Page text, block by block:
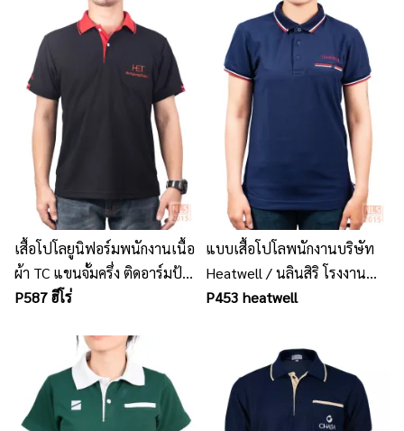
เสื้อโปโลยูนิฟอร์มพนักงานเนื้อ
ผ้า TC แขนจั้มครึ่ง ติดอาร์มป้าย
เซฟตี้ที่แขนซ้าย
P587 ฮีโร่
แบบเสื้อโปโลพนักงานบริษัท
Heatwell / นลินสิริ โรงงาน
ผลิตเสื้อโปโล รับตัดเสื้อโปโล
P453 heatwell